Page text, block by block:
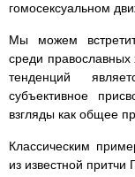
гомосексуальном
Мы можем
среди
тенденций
субъективное
взгляды как общее
Классическим
из известной